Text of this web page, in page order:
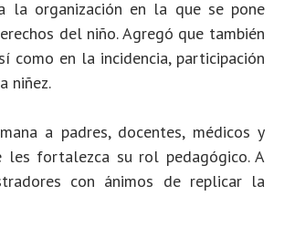
la organización en la que se pone
del niño. Agregó que también
en la incidencia, participación
niñez.
a padres, docentes, médicos y
les fortalezca su rol pedagógico. A
con ánimos de replicar la